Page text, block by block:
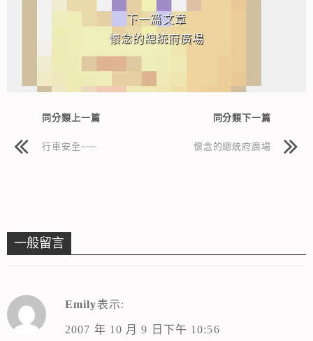
下一篇文章
懷念的總統府廣場
同分類上一篇
行車安全~~~
同分類下一篇
懷念的總統府廣場
一般留言
Emily表示:
2007 年 10 月 9 日下午 10:56